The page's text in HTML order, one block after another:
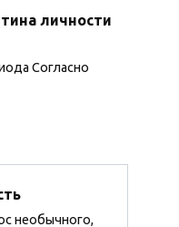
личности
Согласно
необычного,